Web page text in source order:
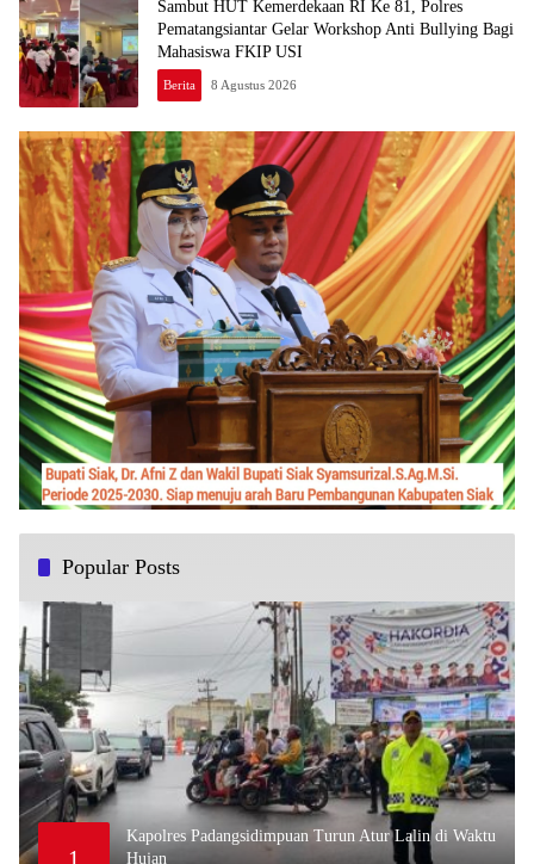
Sambut HUT Kemerdekaan RI Ke 81, Polres
Pematangsiantar Gelar Workshop Anti Bullying Bagi
Mahasiswa FKIP USI
Berita 8 Agustus 2026
Popular Posts
1
Kapolres Padangsidimpuan Turun Atur Lalin di Waktu
Hujan